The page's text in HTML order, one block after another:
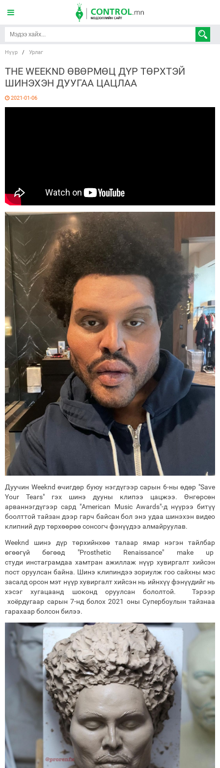
Нүүр / Урлаг
THE WEEKND ӨВӨРМӨЦ ДҮР ТӨРХТЭЙ
ШИНЭХЭН ДУУГАА ЦАЦЛАА
2021-01-06
Дуучин Weeknd өчигдөр буюу нэгдүгээр сарын 6-ны өдөр "Save
Your Tears" гэх шинэ дууны клипээ цацжээ. Өнгөрсөн
арваннэгдүгээр сард "American Music Awards"-д нүүрээ битүү
боолттой тайзан дээр гарч байсан бол энэ удаа шинэхэн видео
клипний дүр төрхөөрөө сонсогч фэнүүдээ алмайруулав.
Weeknd шинэ дүр төрхийнхөө талаар ямар нэгэн тайлбар
өгөөгүй бөгөөд "Prosthetic Renaissance" make up
студи инстаграмдаа хамтран ажиллаж нүүр хувиргалт хийсэн
пост оруулсан байна. Шинэ клипиндээ зориулж гоо сайхны мэс
засалд орсон мэт нүүр хувиргалт хийсэн нь ийнхүү фэнүүдийг нь
хэсэг хугацаанд шоконд оруулсан бололтой. Тэрээр
хоёрдугаар сарын 7-нд болох 2021 оны Супербоулын тайзнаа
гарахаар болсон билээ.